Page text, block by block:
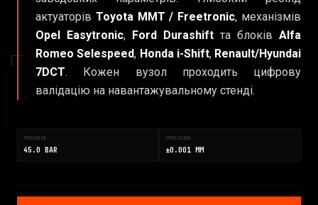
актуаторів Toyota MMT / Freetronic, механізмів
Opel Easytronic, Ford Durashift та блоків Alfa
Romeo Selespeed, Honda i-Shift, Renault/Hyundai
7DCT. Кожен вузол проходить цифрову
валідацію на навантажувальному стенді.
PRESSURE
45.0 BAR
PRECISION
±0.001 MM